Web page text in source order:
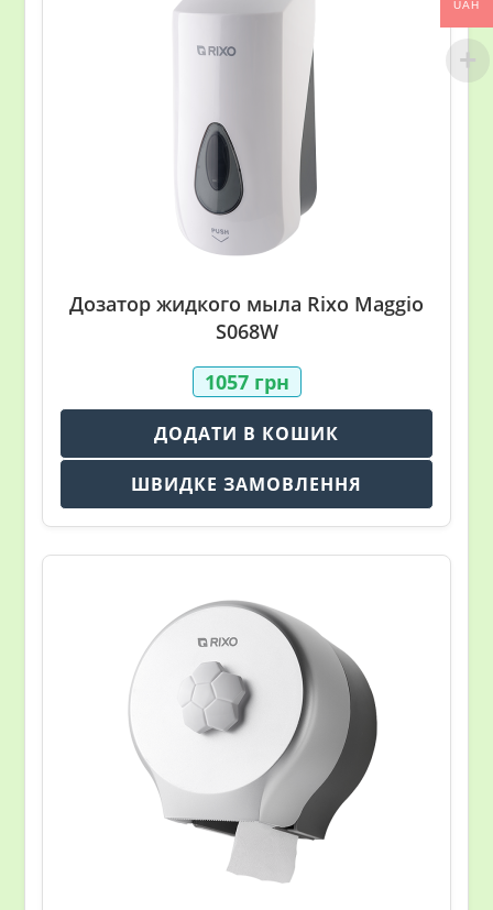
Дозатор жидкого мыла Rixo Maggio
S068W
1057 грн
ДОДАТИ В КОШИК
ШВИДКЕ ЗАМОВЛЕННЯ
UAH